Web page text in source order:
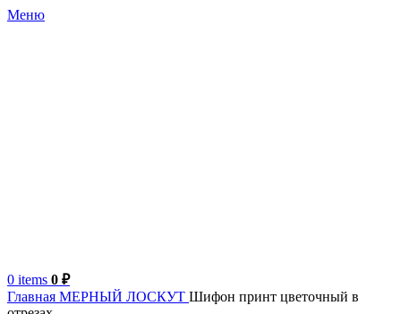
Меню
0 items 0 ₽
Главная МЕРНЫЙ ЛОСКУТ Шифон принт цветочный в